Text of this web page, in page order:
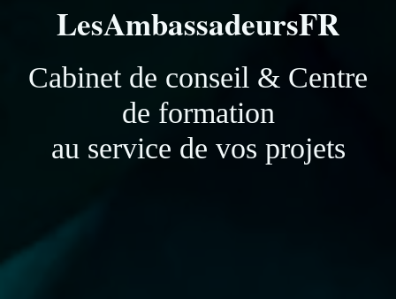
LesAmbassadeursFR
Cabinet de conseil & Centre
de formation
au service de vos projets